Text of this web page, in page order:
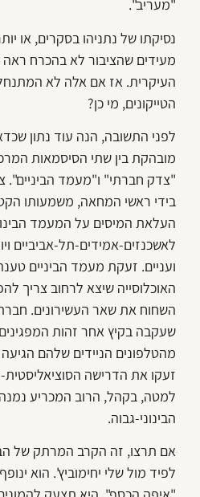
"מעריב".
נסיקתו של נתניהו בסקרים, או
מעידים שהציבור לא בהכרח
העיקרית. אז אם אלה לא
הטייקונים, מי כן?
לפני התשובה, הנה עוד נתון
מובהקת בין שתי הסיסמאות
"צדק חברתי" ו"מעמד הביניים".
בידי ראשי המחאה, משמעותו
העלאת המיסים על המעמד
לאשכנזים-אמידים-תל-אביביים
ועניים. זעקת מעמד הביניים
האוכלוסייה שיצא לרחוב צריך
השחוח את שאר העשירונים.
שעקבה בקיץ אחר זהות
מהטלפונים הניידים שלהם
זעקו את הדרישה
למטה, בקהל, הרוב המכריע
הבינוני-גבוה.
אם תרצו, זה הקרב המרתק של
לפיד מול שלי יחימוביץ'. הוא